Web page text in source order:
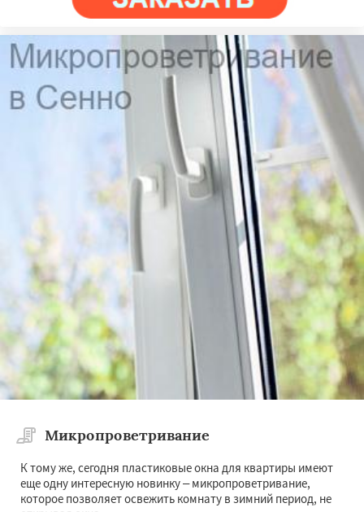
Микропроветривание
К тому же, сегодня пластиковые окна для квартиры имеют
еще одну интересную новинку – микропроветривание,
которое позволяет освежить комнату в зимний период, не